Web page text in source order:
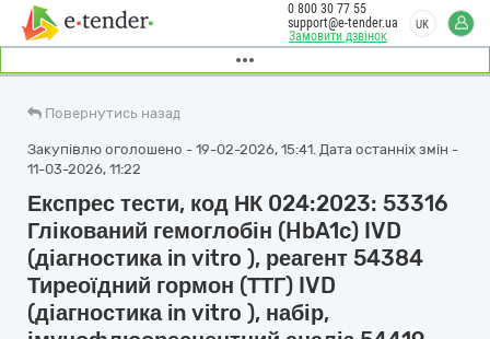
Замовити дзвінок
0 800 30 77 55
support@e-tender.ua
UK
Повернутись назад
Закупівлю оголошено - 19-02-2026, 15:41. Дата останніх змін -
11-03-2026, 11:22
Експрес тести, код НК 024:2023: 53316
Глікований гемоглобін (HbA1c) IVD
(діагностика in vitro ), реагент 54384
Тиреоїдний гормон (ТТГ) IVD
(діагностика in vitro ), набір,